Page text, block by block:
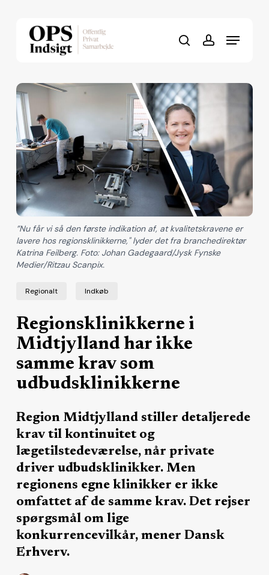
searchaccount
Menu
Regionalt Indkøb
Regionsklinikkerne i
Midtjylland har ikke
samme krav som
udbudsklinikkerne
Region Midtjylland stiller detaljerede
krav til kontinuitet og
lægetilstedeværelse, når private
driver udbudsklinikker. Men
regionens egne klinikker er ikke
omfattet af de samme krav. Det rejser
spørgsmål om lige
konkurrencevilkår, mener Dansk
Erhverv.
”Nu får vi så den første indikation af, at kvalitetskravene er
lavere hos regionsklinikkerne," lyder det fra branchedirektør
Katrina Feilberg. Foto: Johan Gadegaard/Jysk Fynske
Medier/Ritzau Scanpix.
Close